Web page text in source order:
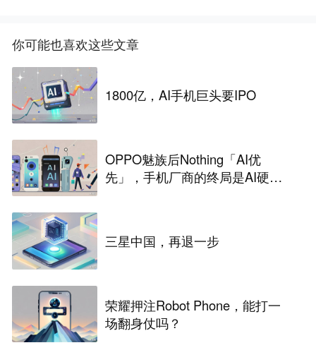
你可能也喜欢这些文章
1800亿，AI手机巨头要IPO
OPPO魅族后Nothing「AI优
先」，手机厂商的终局是AI硬
三星中国，再退一步
荣耀押注Robot Phone，能打一
场翻身仗吗？